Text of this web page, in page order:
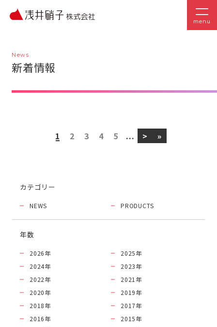
menu
News
新着情報
1 2 3 4 5 ... > »
カテゴリー
NEWS PRODUCTS
年数
2026年 2025年
2024年 2023年
2022年 2021 年
2020年 2019年
2018年 2017年
2016年 2015年